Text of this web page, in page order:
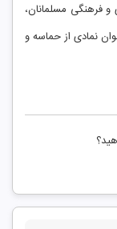
و فرهنگی مسلمانان،
نمادی از حماسه و